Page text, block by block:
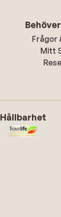
Frågor
Mitt
Hållbarhet